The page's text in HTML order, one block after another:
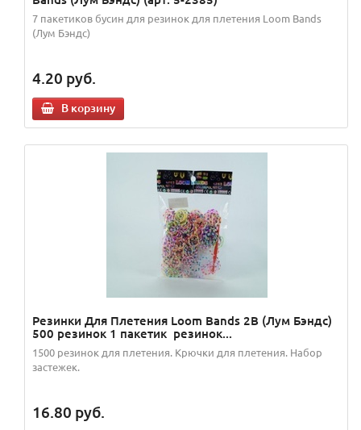
7 пакетиков бусин для резинок для плетения Loom Bands
(Лум Бэндс)
4.20 руб.
В корзину
Резинки Для Плетения Loom Bands 2В (Лум Бэндс)
500 резинок 1 пакетик резинок...
1500 резинок для плетения. Крючки для плетения. Набор
застежек.
16.80 руб.